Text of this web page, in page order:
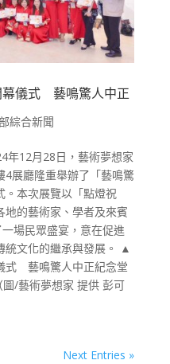
幕儀式 藝鳴驚人中正
綜合新聞
年12月28日，藝術夢想家
4展廳隆重舉辦了「藝鳴驚
。本次展覽以「點燈祝
的藝術家、學者及來賓
場民眾盛宴，意在促進
統文化的繼承與發展。 ▲
式 藝鳴驚人中正紀念堂
/藝術夢想家 提供 彭可
Next Entries »